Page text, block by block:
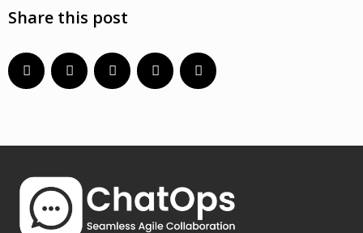
Share this post